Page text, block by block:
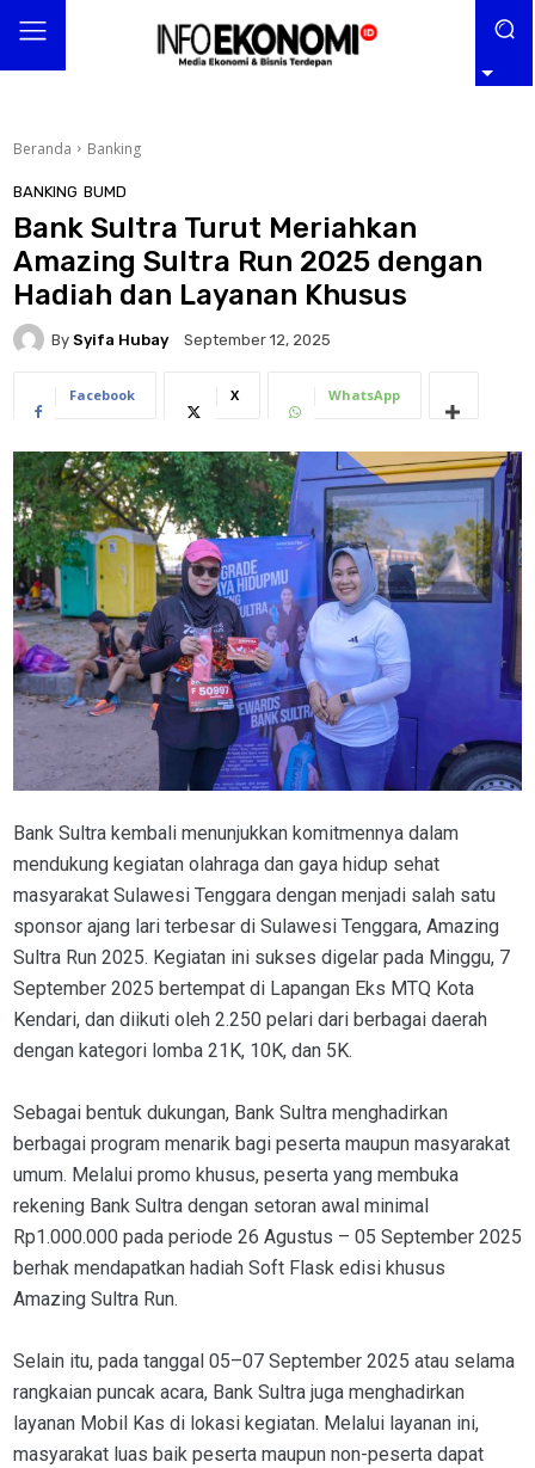
Beranda Banking
BANKING BUMD
Bank Sultra Turut Meriahkan
Amazing Sultra Run 2025 dengan
Hadiah dan Layanan Khusus
By Syifa Hubay September 12, 2025
Facebook X WhatsApp
Bank Sultra kembali menunjukkan komitmennya dalam
mendukung kegiatan olahraga dan gaya hidup sehat
masyarakat Sulawesi Tenggara dengan menjadi salah satu
sponsor ajang lari terbesar di Sulawesi Tenggara, Amazing
Sultra Run 2025. Kegiatan ini sukses digelar pada Minggu, 7
September 2025 bertempat di Lapangan Eks MTQ Kota
Kendari, dan diikuti oleh 2.250 pelari dari berbagai daerah
dengan kategori lomba 21K, 10K, dan 5K.
Sebagai bentuk dukungan, Bank Sultra menghadirkan
berbagai program menarik bagi peserta maupun masyarakat
umum. Melalui promo khusus, peserta yang membuka
rekening Bank Sultra dengan setoran awal minimal
Rp1.000.000 pada periode 26 Agustus – 05 September 2025
berhak mendapatkan hadiah Soft Flask edisi khusus
Amazing Sultra Run.
Selain itu, pada tanggal 05–07 September 2025 atau selama
rangkaian puncak acara, Bank Sultra juga menghadirkan
layanan Mobil Kas di lokasi kegiatan. Melalui layanan ini,
masyarakat luas baik peserta maupun non-peserta dapat